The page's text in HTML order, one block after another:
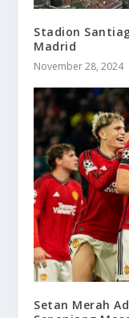
Stadion
Madrid
November 28, 2024
Setan Merah